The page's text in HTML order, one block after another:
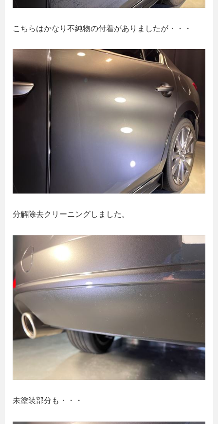
こちらはかなり不純物の付着がありましたが・・・
分解除去クリーニングしました。
未塗装部分も・・・